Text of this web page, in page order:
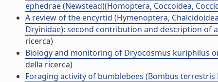
ephedrae (Newstead)(Homoptera, Coccoidea,
A review of the encyrtid (Hymenoptera,
Dryinidae): second contribution and description of
ricerca)
Biology and monitoring of Dryocosmus kuriphilus
della ricerca)
Foraging activity of bumblebees (Bombus